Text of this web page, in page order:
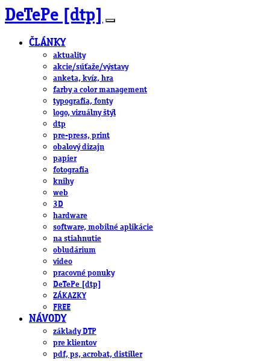
DeTePe [dtp]
ČLÁNKY
aktuality
akcie/súťaže/výstavy
anketa, kvíz, hra
farby a color management
typografia, fonty
logo, vizuálny štýl
dtp
pre-press, print
obalový dizajn
papier
fotografia
knihy
web
3D
hardware
software, mobilné aplikácie
na stiahnutie
obludárium
video
pracovné ponuky
DeTePe [dtp]
ZÁKAZKY
FREE
NÁVODY
základy DTP
pre klientov
pdf, ps, acrobat, distiller